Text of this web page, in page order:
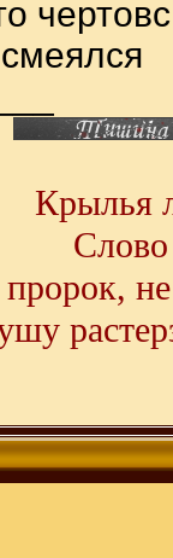
Крылья
Слово